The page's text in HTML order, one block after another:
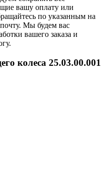
вашу оплату или
по указанным на
Мы будем вас
вашего заказа и
колеса 25.03.00.001